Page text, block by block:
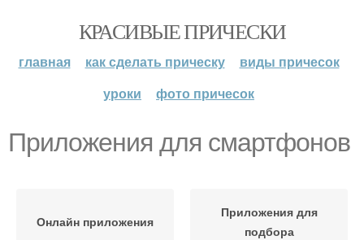
КРАСИВЫЕ ПРИЧЕСКИ
главная как сделать прическу
виды причесок
уроки
фото причесок
Приложения для смартфонов
Онлайн приложения
Приложения для
подбора